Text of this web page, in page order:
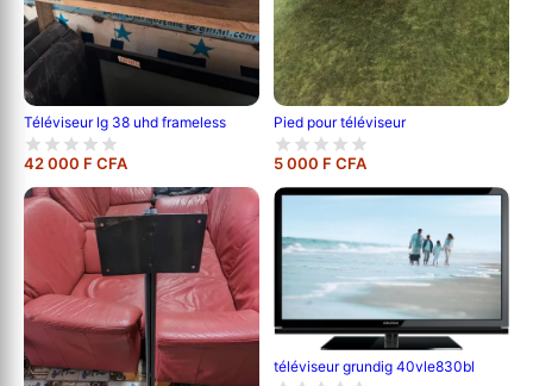
Téléviseur lg 38 uhd frameless
42 000 F CFA
Pied pour téléviseur
5 000 F CFA
téléviseur grundig 40vle830bl